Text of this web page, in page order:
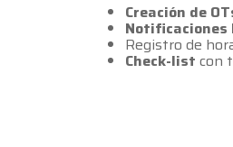
Creación de
Notificaciones
Registro de
Check-list con